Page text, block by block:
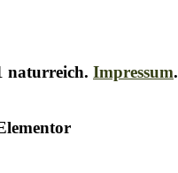
naturreich. Impressum.